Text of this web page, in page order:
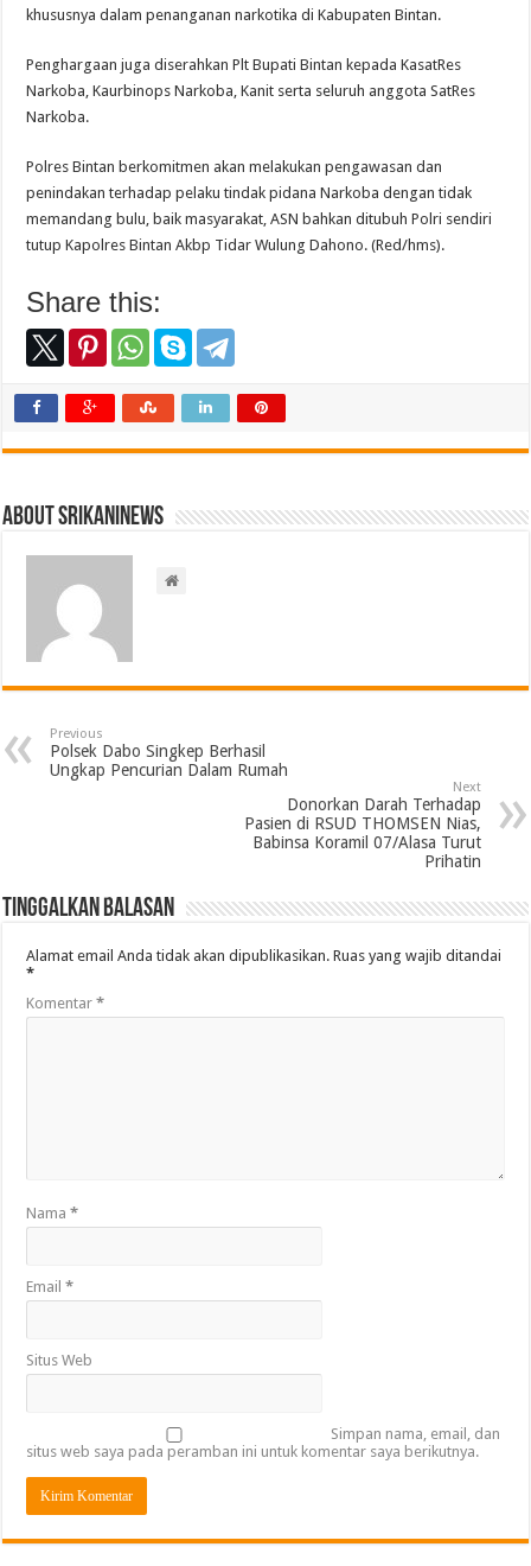
khususnya dalam penanganan narkotika di Kabupaten Bintan.
Penghargaan juga diserahkan Plt Bupati Bintan kepada KasatRes
Narkoba, Kaurbinops Narkoba, Kanit serta seluruh anggota SatRes
Narkoba.
Polres Bintan berkomitmen akan melakukan pengawasan dan
penindakan terhadap pelaku tindak pidana Narkoba dengan tidak
memandang bulu, baik masyarakat, ASN bahkan ditubuh Polri sendiri
tutup Kapolres Bintan Akbp Tidar Wulung Dahono. (Red/hms).
Share this:
About srikaninews
Previous
Polsek Dabo Singkep Berhasil
Ungkap Pencurian Dalam Rumah
Next
Donorkan Darah Terhadap
Pasien di RSUD THOMSEN Nias,
Babinsa Koramil 07/Alasa Turut
Prihatin
Tinggalkan Balasan
Alamat email Anda tidak akan dipublikasikan. Ruas yang wajib ditandai
*
Komentar*
Nama*
Email*
Situs Web
Simpan nama, email, dan
situs web saya pada peramban ini untuk komentar saya berikutnya.